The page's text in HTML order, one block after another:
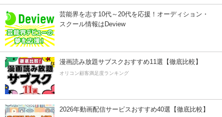
芸能界を志す10代～20代を応援！オーディション・
スクール情報はDeview
漫画読み放題サブスクおすすめ11選【徹底比較】
オリコン顧客満足度ランキング
2026年動画配信サービスおすすめ40選【徹底比較】